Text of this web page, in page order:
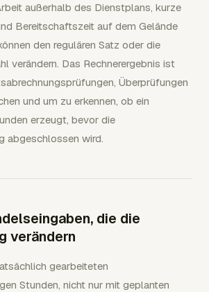
außerhalb des Dienstplans, kurze
Bereitschaftszeit auf dem Gelände
den regulären Satz oder die
verändern. Das Rechnerergebnis ist
Überprüfungen
und um zu erkennen, ob ein
erzeugt, bevor die
abgeschlossen wird.
die die
verändern
gearbeiteten
Stunden, nicht nur mit geplanten